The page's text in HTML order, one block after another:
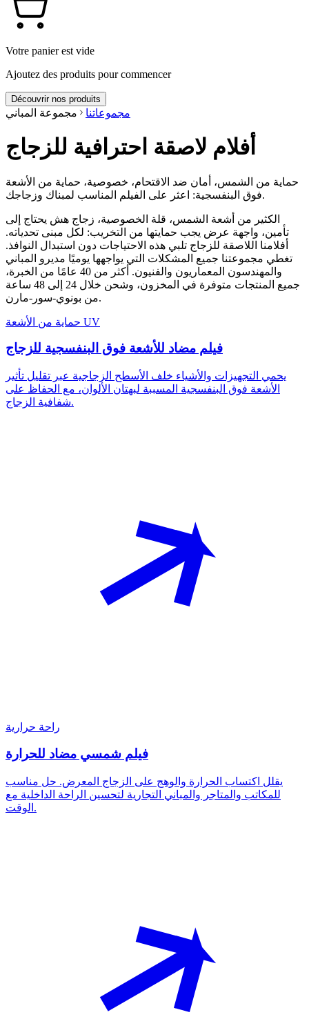
Votre panier est vide
Ajoutez des produits pour commencer
Découvrir nos produits
مجموعاتنا مجموعة المباني
أفلام لاصقة احترافية للزجاج
حماية من الشمس، أمان ضد الاقتحام، خصوصية، حماية من الأشعة
فوق البنفسجية: اعثر على الفيلم المناسب لمبناك وزجاجك.
الكثير من أشعة الشمس، قلة الخصوصية، زجاج هش يحتاج إلى
تأمين، واجهة عرض يجب حمايتها من التخريب: لكل مبنى تحدياته.
أفلامنا اللاصقة للزجاج تلبي هذه الاحتياجات دون استبدال النوافذ.
تغطي مجموعتنا جميع المشكلات التي يواجهها يوميًا مديرو المباني
والمهندسون المعماريون والفنيون. أكثر من 40 عامًا من الخبرة،
جميع المنتجات متوفرة في المخزون، وشحن خلال 24 إلى 48 ساعة
من بونوي-سور-مارن.
حماية من الأشعة UV
فيلم مضاد للأشعة فوق البنفسجية للزجاج
يحمي التجهيزات والأشياء خلف الأسطح الزجاجية عبر تقليل تأثير
الأشعة فوق البنفسجية المسببة لبهتان الألوان، مع الحفاظ على
شفافية الزجاج.
راحة حرارية
فيلم شمسي مضاد للحرارة
يقلل اكتساب الحرارة والوهج على الزجاج المعرض. حل مناسب
للمكاتب والمتاجر والمباني التجارية لتحسين الراحة الداخلية مع
الوقت.